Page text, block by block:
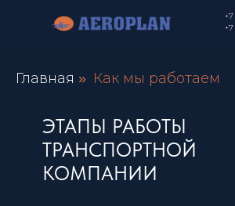
Главная » Как мы работаем
ЭТАПЫ РАБОТЫ
ТРАНСПОРТНОЙ
КОМПАНИИ